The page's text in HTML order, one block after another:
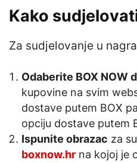
Kako
Za sudjelovanje u
Odaberite BOX NOW
kupovine na svim
dostave putem BOX
opciju dostave putem
Ispunite obrazac za
boxnow.hr na kojoj je